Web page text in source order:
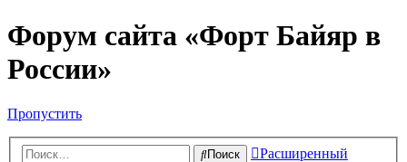
Форум сайта «Форт Байяр в
России»
Пропустить
Поиск
Расширенный